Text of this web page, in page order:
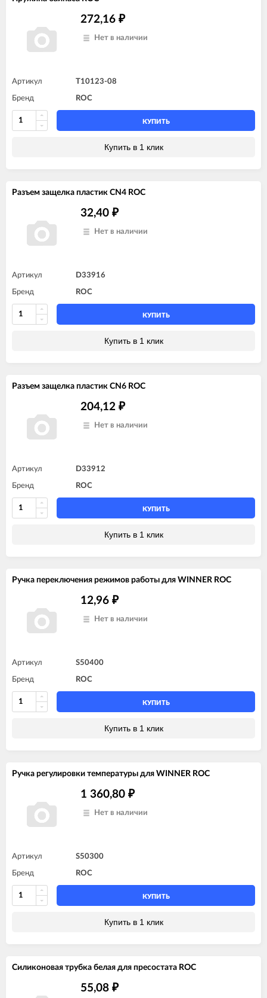
272,16 ₽
Нет в наличии
Артикул T10123-08
Бренд ROC
КУПИТЬ
Купить в 1 клик
Разъем защелка пластик CN4 ROC
32,40 ₽
Нет в наличии
Артикул D33916
Бренд ROC
КУПИТЬ
Купить в 1 клик
Разъем защелка пластик CN6 ROC
204,12 ₽
Нет в наличии
Артикул D33912
Бренд ROC
КУПИТЬ
Купить в 1 клик
Ручка переключения режимов работы для WINNER ROC
12,96 ₽
Нет в наличии
Артикул S50400
Бренд ROC
КУПИТЬ
Купить в 1 клик
Ручка регулировки температуры для WINNER ROC
1 360,80 ₽
Нет в наличии
Артикул S50300
Бренд ROC
КУПИТЬ
Купить в 1 клик
Силиконовая трубка белая для пресостата ROC
55,08 ₽